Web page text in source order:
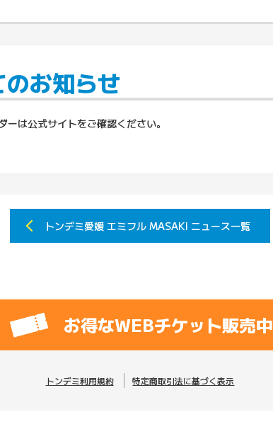
お知らせ
は公式サイトをご確認ください。
トンデミ愛媛 エミフル MASAKI ニュース一覧
お得なWEBチケット販売中
トンデミ利用規約 特定商取引法に基づく表示